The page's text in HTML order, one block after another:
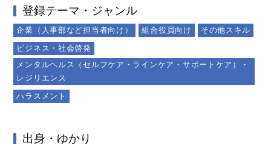
登録テーマ・ジャンル
企業（人事部など担当者向け） 組合役員向け
その他スキル
ビジネス・社会啓発
メンタルヘルス（セルフケア・ラインケア・サポートケア）・
レジリエンス
ハラスメント
出身・ゆかり